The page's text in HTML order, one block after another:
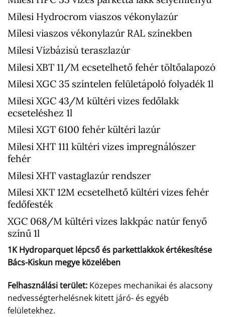
Milesi Hydrocrom viaszos vékonylazúr
Milesi viaszos vékonylazúr RAL színekben
Milesi Vízbázisú teraszlazúr
Milesi XBT 11/M ecsetelhető fehér töltőalapozó
Milesi XGC 35 színtelen felületápoló folyadék 1l
Milesi XGC 43/M kültéri vizes fedőlakk
ecseteléshez 1l
Milesi XGT 6100 fehér kültéri lazúr
Milesi XHT 111 kültéri vizes impregnálószer
fehér
Milesi XHT vastaglazúr rendszer
Milesi XKT 12M ecsetelhető kültéri vizes fehér
fedőfesték
XGC 068/M kültéri vizes lakkpác natúr fenyő
színű 1l
1K Hydroparquet lépcső és parkettlakkok értékesítése
Bács-Kiskun megye közelében
Felhasználási terület: Közepes mechanikai és alacsony
nedvességterhelésnek kitett járó- és egyéb
felületekhez.